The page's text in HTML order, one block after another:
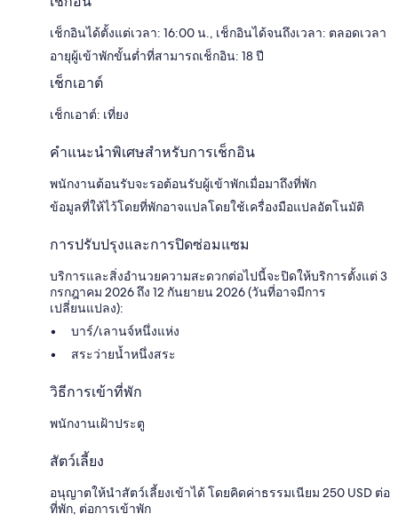
เช็กอินได้ตั้งแต่เวลา: 16:00 น., เช็กอินได้จนถึงเวลา: ตลอดเวลา
อายุผู้เข้าพักขั้นต่ำที่สามารถเช็กอิน: 18 ปี
เช็กเอาต์
เช็กเอาต์: เที่ยง
คำแนะนำพิเศษสำหรับการเช็กอิน
พนักงานต้อนรับจะรอต้อนรับผู้เข้าพักเมื่อมาถึงที่พัก
ข้อมูลที่ให้ไว้โดยที่พักอาจแปลโดยใช้เครื่องมือแปลอัตโนมัติ
การปรับปรุงและการปิดซ่อมแซม
บริการและสิ่งอำนวยความสะดวกต่อไปนี้จะปิดให้บริการตั้งแต่ 3
กรกฎาคม 2026 ถึง 12 กันยายน 2026 (วันที่อาจมีการ
เปลี่ยนแปลง):
บาร์/เลานจ์หนึ่งแห่ง
สระว่ายน้ำหนึ่งสระ
วิธีการเข้าที่พัก
พนักงานเฝ้าประตู
สัตว์เลี้ยง
อนุญาตให้นำสัตว์เลี้ยงเข้าได้ โดยคิดค่าธรรมเนียม 250 USD ต่อ
ที่พัก, ต่อการเข้าพัก